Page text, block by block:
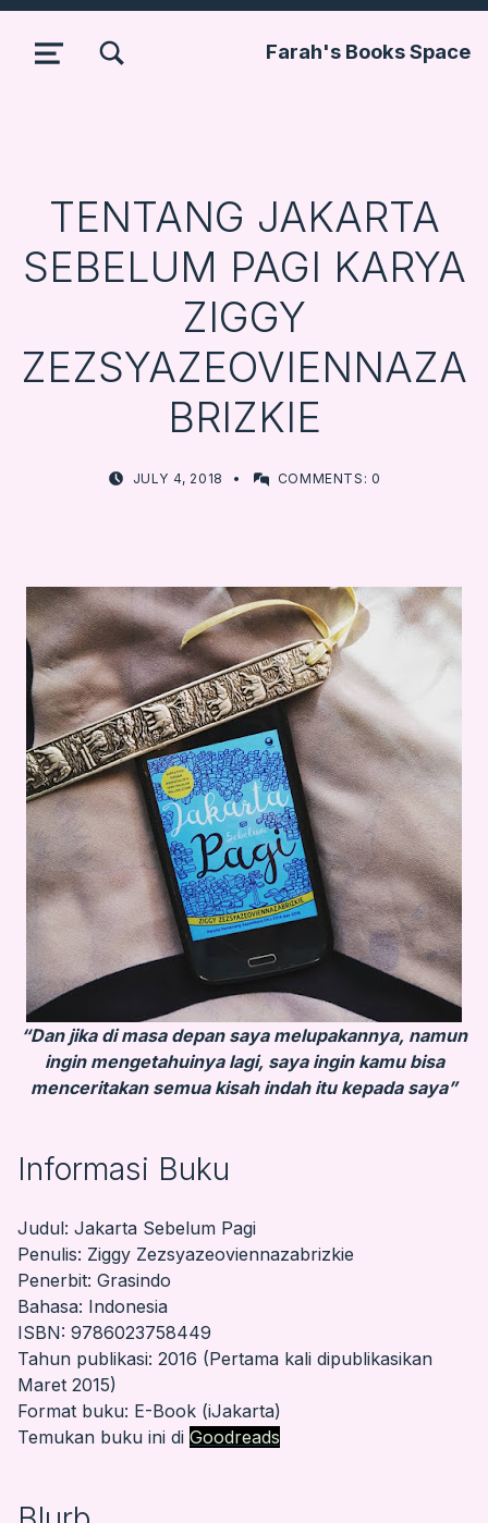
Farah's Books Space
MENU
TENTANG JAKARTA
SEBELUM PAGI KARYA
ZIGGY
ZEZSYAZEOVIENNAZA
BRIZKIE
POSTED ON:
JULY 4, 2018 WRITTEN BY:
FARBOOKSVENTURE
COMMENTS: 0
“Dan jika di masa depan saya melupakannya, namun
ingin mengetahuinya lagi, saya ingin kamu bisa
menceritakan semua kisah indah itu kepada saya”
Informasi Buku
Judul: Jakarta Sebelum Pagi
Penulis: Ziggy Zezsyazeoviennazabrizkie
Penerbit: Grasindo
Bahasa: Indonesia
ISBN: 9786023758449
Tahun publikasi: 2016 (Pertama kali dipublikasikan
Maret 2015)
Format buku: E-Book (iJakarta)
Temukan buku ini di Goodreads